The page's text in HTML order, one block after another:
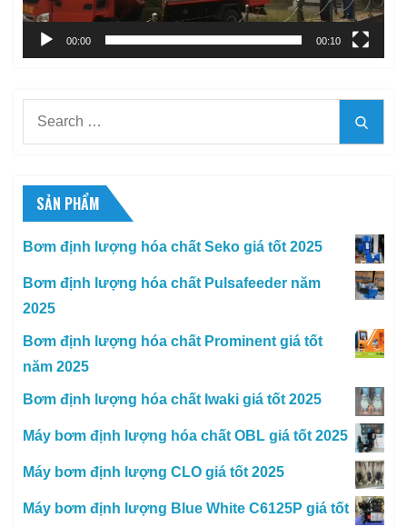
00:00 00:10
SẢN PHẨM
Bơm định lượng hóa chất Seko giá tốt 2025
Bơm định lượng hóa chất Pulsafeeder năm
2025
Bơm định lượng hóa chất Prominent giá tốt
năm 2025
Bơm định lượng hóa chất Iwaki giá tốt 2025
Máy bơm định lượng hóa chất OBL giá tốt 2025
Máy bơm định lượng CLO giá tốt 2025
Máy bơm định lượng Blue White C6125P giá tốt